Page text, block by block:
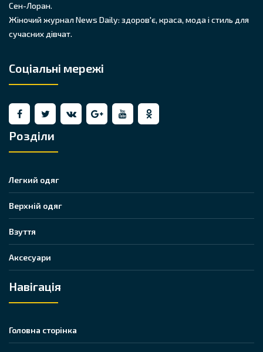
Сен-Лоран.
Жіночий журнал News Daily: здоров'є, краса, мода і стиль для
сучасних дівчат.
Соціальні мережі
Розділи
Легкий одяг
Верхній одяг
Взуття
Аксесуари
Навігація
Головна сторінка